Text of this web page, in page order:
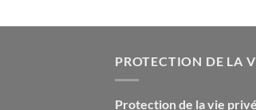
PROTECTION DE LA
Protection de la vie